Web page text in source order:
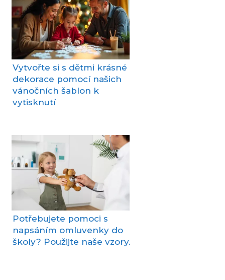
Vytvořte si s dětmi krásné
dekorace pomocí našich
vánočních šablon k
vytisknutí
Potřebujete pomoci s
napsáním omluvenky do
školy? Použijte naše vzory.